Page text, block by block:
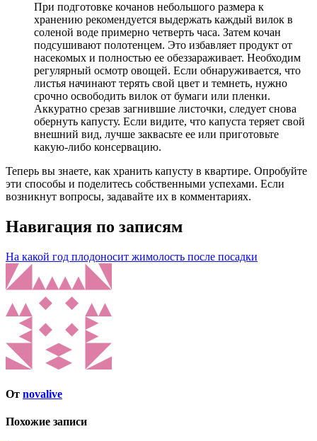
При подготовке кочанов небольшого размера к
хранению рекомендуется выдержать каждый вилок в
соленой воде примерно четверть часа. Затем кочан
подсушивают полотенцем. Это избавляет продукт от
насекомых и полностью ее обеззараживает. Необходим
регулярный осмотр овощей. Если обнаруживается, что
листья начинают терять свой цвет и темнеть, нужно
срочно освободить вилок от бумаги или пленки.
Аккуратно срезав загнившие листочки, следует снова
обернуть капусту. Если видите, что капуста теряет свой
внешний вид, лучше заквасьте ее или приготовьте
какую-либо консервацию.
Теперь вы знаете, как хранить капусту в квартире. Опробуйте
эти способы и поделитесь собственными успехами. Если
возникнут вопросы, задавайте их в комментариях.
Навигация по записям
На какой год плодоносит жимолость после посадки
От novalive
Похожие записи